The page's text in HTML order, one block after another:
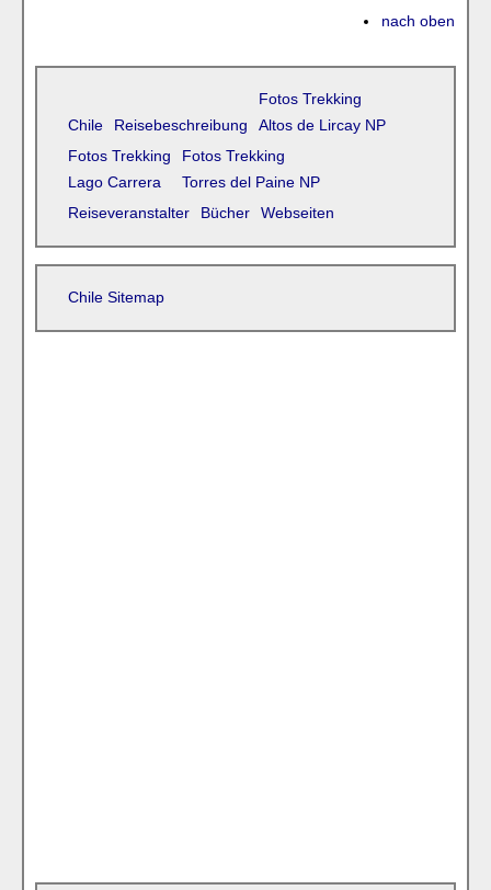
nach oben
Chile Reisebeschreibung
Fotos Trekking
Altos de Lircay NP
Fotos Trekking
Lago Carrera
Fotos Trekking
Torres del Paine NP
Reiseveranstalter
Bücher Webseiten
Chile Sitemap